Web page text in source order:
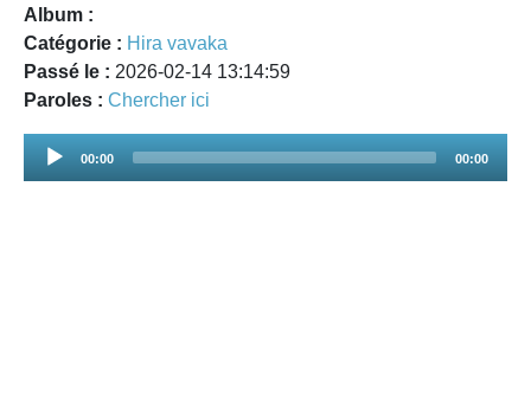
Album :
Catégorie : Hira vavaka
Passé le : 2026-02-14 13:14:59
Paroles : Chercher ici
Audio
00:00 00:00